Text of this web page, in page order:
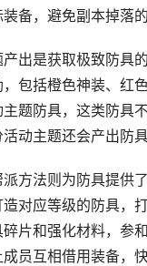
备，避免副本掉落
产出是获取极致防具
包括橙色神装、红
题防具，这类防具
动主题还会产出防
方法则为防具提供
对应等级的防具，
片和强化材料，参
员互相借用装备，